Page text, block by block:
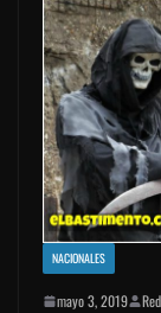
NACIONALES
mayo 3, 2019